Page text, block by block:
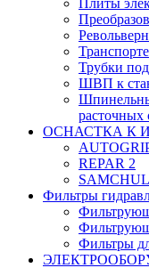
Плиты
Трубки
ШВП к
расточных
ОСНАСТКА К
REPAR 2
Фильтры
Фильтры